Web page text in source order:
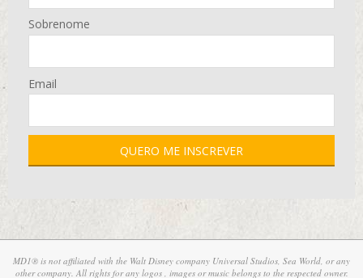
Sobrenome
Email
MD1® is not affiliated with the Walt Disney company Universal Studios, Sea World, or any
other company. All rights for any logos , images or music belongs to the respected owner.